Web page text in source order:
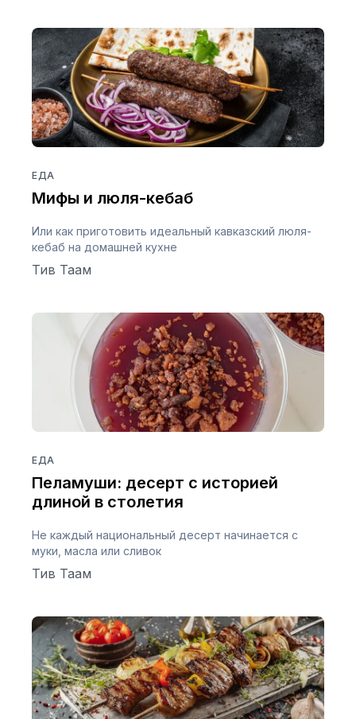
ЕДА
Мифы и люля-кебаб
Или как приготовить идеальный кавказский люля-
кебаб на домашней кухне
Тив Таам
ЕДА
Пеламуши: десерт с историей
длиной в столетия
Не каждый национальный десерт начинается с
муки, масла или сливок
Тив Таам